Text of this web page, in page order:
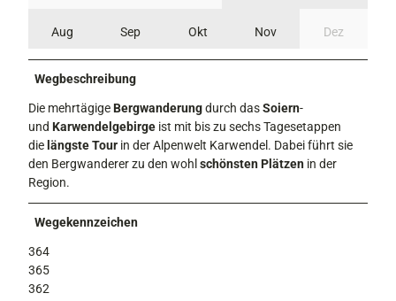
Aug Sep Okt Nov Dez
Wegbeschreibung
Die mehrtägigeBergwanderungdurch dasSoiern-
und Karwendelgebirge ist mit bis zu sechs Tagesetappen
dielängste Tour in der Alpenwelt Karwendel. Dabei führt sie
den Bergwanderer zu den wohlschönsten Plätzen in der
Region.
Wegekennzeichen
364
365
362